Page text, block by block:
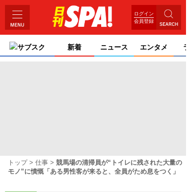
ログイン
会員登録
サブスク 新着 ニュース エンタメ
トップ 仕事
競馬場の清掃員が“トイレに残された大量の
モノ”に憤慨「ある男性客が来ると、全員がため息をつく」